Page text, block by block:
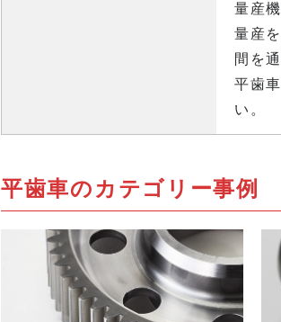
量産
量産
間を
平歯
い。
平歯車のカテゴリー事例